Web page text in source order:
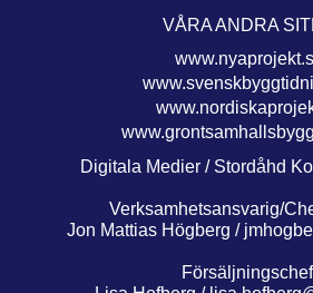
VÅRA ANDRA
Digitala Medier / Stordåhd
Verksamhetsansvarig/
Jon Mattias Högberg /